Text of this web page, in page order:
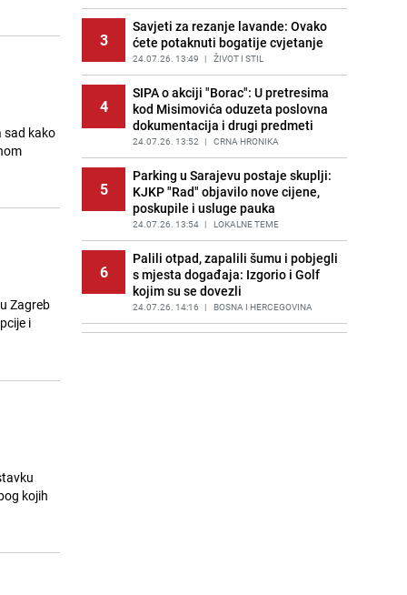
sad kako
Zagreb
i
kojih
14
Tuga potresla grad na Uni:
Preminula Lejla Muhić (39),
sugrađani u nevjerici
PRIJE 2 DANA | BOSNA I HERCEGOVINA
15
Borba trajala satima: Pogledajte
'grdosiju' od skoro tri metra koju su
braća izvukla iz mora
PRIJE 1 DAN | SVIJET
3
Savjeti za rezanje lavande: Ovako
ćete potaknuti bogatije cvjetanje
24.07.26. 13:49 | ŽIVOT I STIL
4
SIPA o akciji "Borac": U pretresima
kod Misimovića oduzeta poslovna
dokumentacija i drugi predmeti
24.07.26. 13:52 | CRNA HRONIKA
5
Parking u Sarajevu postaje skuplji:
KJKP "Rad" objavilo nove cijene,
poskupile i usluge pauka
24.07.26. 13:54 | LOKALNE TEME
6
Palili otpad, zapalili šumu i pobjegli
s mjesta događaja: Izgorio i Golf
kojim su se dovezli
24.07.26. 14:16 | BOSNA I HERCEGOVINA